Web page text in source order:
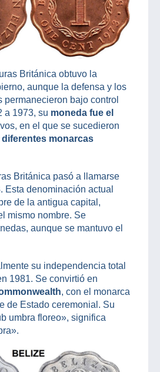
Británica obtuvo la
aunque la defensa y los
permanecieron bajo control
a 1973, su moneda fue el
en el que se sucedieron
monarcas
Británica pasó a llamarse
Esta denominación actual
de la antigua capital,
mismo nombre. Se
aunque se mantuvo el
su independencia total
1981. Se convirtió en
, con el monarca
de Estado ceremonial. Su
umbra floreo», significa